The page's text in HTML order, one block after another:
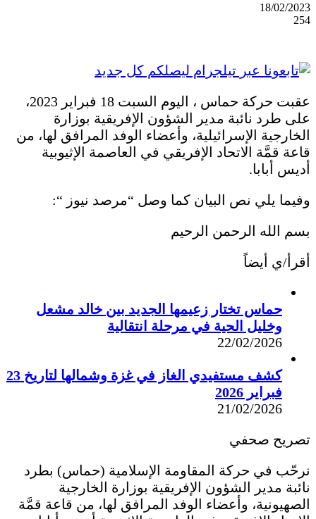
18/02/2023
254
عقبت حركة حماس ، اليوم السبت 18 فبراير 2023،
على طرد نائبة مدير الشؤون الإفريقية بوزارة
الخارجية الإسرائيلية، وأعضاء الوفد المرافق لها، من
قاعة قمَّة الاتحاد الإفريقي في العاصمة الإثيوبية
أديس أبابا.
وفيما يلي نص البيان كما وصل “مرصد نيوز “:
بسم الله الرحمن الرحيم
أقرأ/ي أيضاً
حماس تختار زعيمها الجديد بين خالد مشعل
وخليل الحية في مرحلة انتقالية
22/02/2026
كشف مستفيدي الغاز في غزة وشمالها لتاريخ 23
فبراير 2026
21/02/2026
تصريح صحفي
نرحّب في حركة المقاومة الإسلامية (حماس) بطرد
نائبة مدير الشؤون الإفريقية بوزارة الخارجية
الصهيونية، وأعضاء الوفد المرافق لها، من قاعة قمَّة